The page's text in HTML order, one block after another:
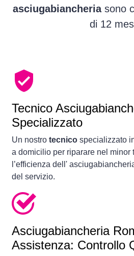
asciugabiancheria sono
di 12
Tecnico
Specializzato
Un nostro tecnico specializzato
a domicilio per riparare nel minor
l’efficienza dell'
del servizio.
Asciugabiancheria
Assistenza: Controllo